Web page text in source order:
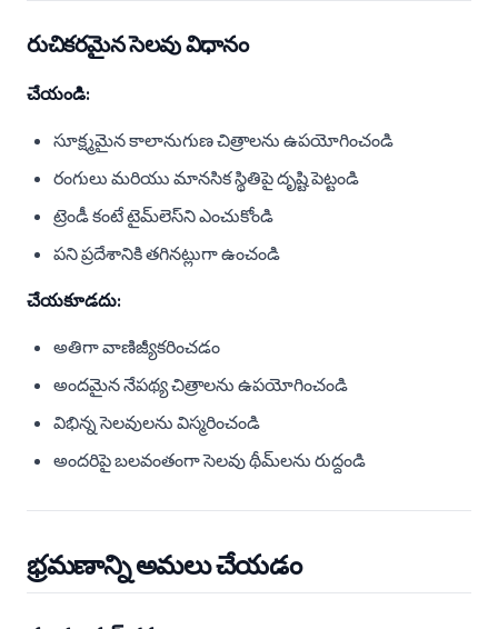
రుచికరమైన సెలవు విధానం
చేయండి:
సూక్ష్మమైన కాలానుగుణ చిత్రాలను ఉపయోగించండి
రంగులు మరియు మానసిక స్థితిపై దృష్టి పెట్టండి
ట్రెండీ కంటే టైమ్‌లెస్‌ని ఎంచుకోండి
పని ప్రదేశానికి తగినట్లుగా ఉంచండి
చేయకూడదు:
అతిగా వాణిజ్యీకరించడం
అందమైన నేపథ్య చిత్రాలను ఉపయోగించండి
విభిన్న సెలవులను విస్మరించండి
అందరిపై బలవంతంగా సెలవు థీమ్‌లను రుద్దండి
భ్రమణాన్ని అమలు చేయడం